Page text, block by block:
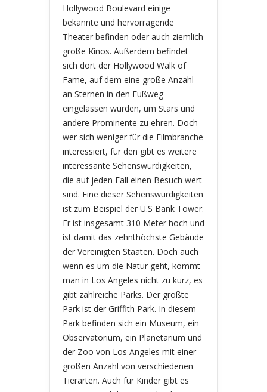
Hollywood Boulevard einige
bekannte und hervorragende
Theater befinden oder auch ziemlich
große Kinos. Außerdem befindet
sich dort der Hollywood Walk of
Fame, auf dem eine große Anzahl
an Sternen in den Fußweg
eingelassen wurden, um Stars und
andere Prominente zu ehren. Doch
wer sich weniger für die Filmbranche
interessiert, für den gibt es weitere
interessante Sehenswürdigkeiten,
die auf jeden Fall einen Besuch wert
sind. Eine dieser Sehenswürdigkeiten
ist zum Beispiel der U.S Bank Tower.
Er ist insgesamt 310 Meter hoch und
ist damit das zehnthöchste Gebäude
der Vereinigten Staaten. Doch auch
wenn es um die Natur geht, kommt
man in Los Angeles nicht zu kurz, es
gibt zahlreiche Parks. Der größte
Park ist der Griffith Park. In diesem
Park befinden sich ein Museum, ein
Observatorium, ein Planetarium und
der Zoo von Los Angeles mit einer
großen Anzahl von verschiedenen
Tierarten. Auch für Kinder gibt es